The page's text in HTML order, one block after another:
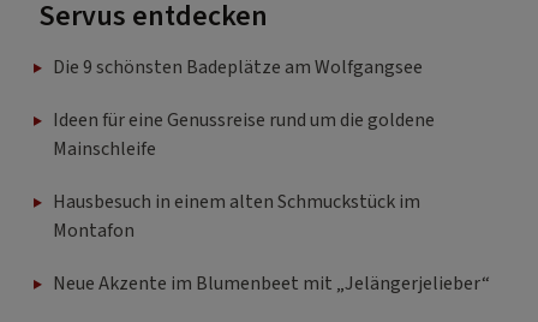
Servus entdecken
Die 9 schönsten Badeplätze am Wolfgangsee
Ideen für eine Genussreise rund um die goldene
Mainschleife
Hausbesuch in einem alten Schmuckstück im
Montafon
Neue Akzente im Blumenbeet mit „Jelängerjelieber“